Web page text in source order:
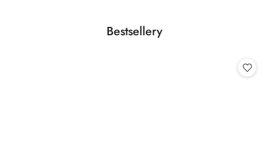
Pomiń karuzelę produktów
Produkty
Bestsellery